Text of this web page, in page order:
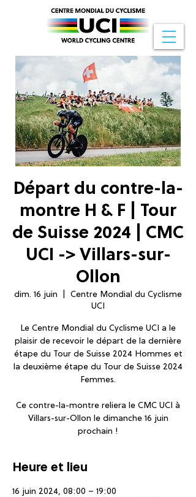
Départ du contre-la-
montre H & F | Tour
de Suisse 2024 | CMC
UCI -> Villars-sur-
Ollon
dim. 16 juin
Centre Mondial du Cyclisme
UCI
Le Centre Mondial du Cyclisme UCI a le
plaisir de recevoir le départ de la dernière
étape du Tour de Suisse 2024 Hommes et
la deuxième étape du Tour de Suisse 2024
Femmes.
Ce contre-la-montre reliera le CMC UCI à
Villars-sur-Ollon le dimanche 16 juin
prochain !
Heure et lieu
16 juin 2024, 08:00 – 19:00